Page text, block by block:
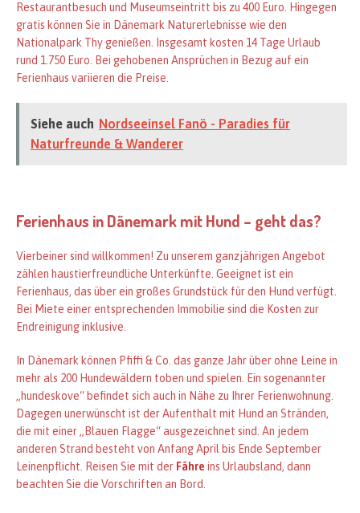
Restaurantbesuch und Museumseintritt bis zu 400 Euro. Hingegen
gratis können Sie in Dänemark Naturerlebnisse wie den
Nationalpark Thy genießen. Insgesamt kosten 14 Tage Urlaub
rund 1.750 Euro. Bei gehobenen Ansprüchen in Bezug auf ein
Ferienhaus variieren die Preise.
Siehe auch Nordseeinsel Fanö - Paradies für
Naturfreunde & Wanderer
Ferienhaus in Dänemark mit Hund – geht das?
Vierbeiner sind willkommen! Zu unserem ganzjährigen Angebot
zählen haustierfreundliche Unterkünfte. Geeignet ist ein
Ferienhaus, das über ein großes Grundstück für den Hund verfügt.
Bei Miete einer entsprechenden Immobilie sind die Kosten zur
Endreinigung inklusive.
In Dänemark können Pfiffi & Co. das ganze Jahr über ohne Leine in
mehr als 200 Hundewäldern toben und spielen. Ein sogenannter
„hundeskove“ befindet sich auch in Nähe zu Ihrer Ferienwohnung.
Dagegen unerwünscht ist der Aufenthalt mit Hund an Stränden,
die mit einer „Blauen Flagge“ ausgezeichnet sind. An jedem
anderen Strand besteht von Anfang April bis Ende September
Leinenpflicht. Reisen Sie mit der Fähre ins Urlaubsland, dann
beachten Sie die Vorschriften an Bord.